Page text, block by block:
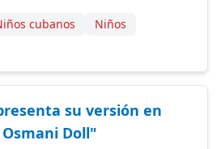
cubanos
Niños
su versión en
Doll"